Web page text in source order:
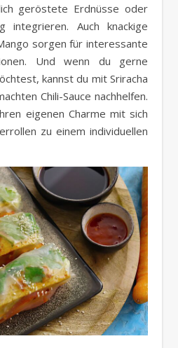
geröstete Erdnüsse oder
integrieren. Auch knackige
sorgen für interessante
Und wenn du gerne
kannst du mit Sriracha
Chili-Sauce nachhelfen.
eigenen Charme mit sich
zu einem individuellen